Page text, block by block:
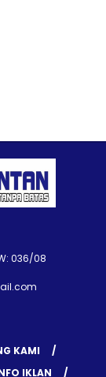
036/08
KAMI
IKLAN